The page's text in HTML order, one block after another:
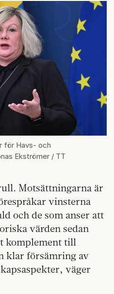
för Havs- och
Ekströmer / TT
Motsättningarna är
vinsterna
och de som anser att
värden sedan
komplement till
klar försämring av
väger